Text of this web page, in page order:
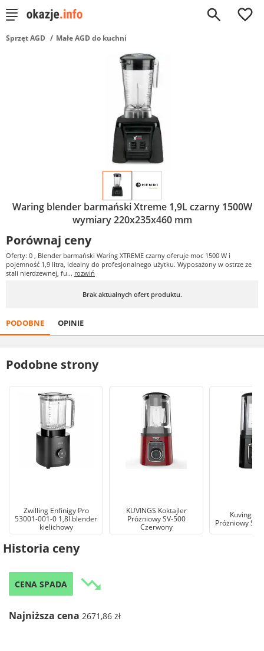
0
Sprzęt AGD Małe AGD do kuchni
Waring blender barmański Xtreme 1,9L czarny 1500W
wymiary 220x235x460 mm
Porównaj ceny
Oferty: 0 , Blender barmański Waring XTREME czarny oferuje moc 1500 W i
pojemność 1,9 litra, idealny do profesjonalnego użytku. Wyposażony w ostrze ze
stali nierdzewnej, fu... rozwiń
Brak aktualnych ofert produktu.
PODOBNE OPINIE
Podobne strony
Zwilling Enfinigy Pro
53001-001-0 1,8l blender
kielichowy
KUVINGS Koktajler
Próżniowy SV-500
Czerwony
Kuvings
Próżniowy
Historia ceny
CENA SPADA trending_down
Najniższa cena 2671,86 zł